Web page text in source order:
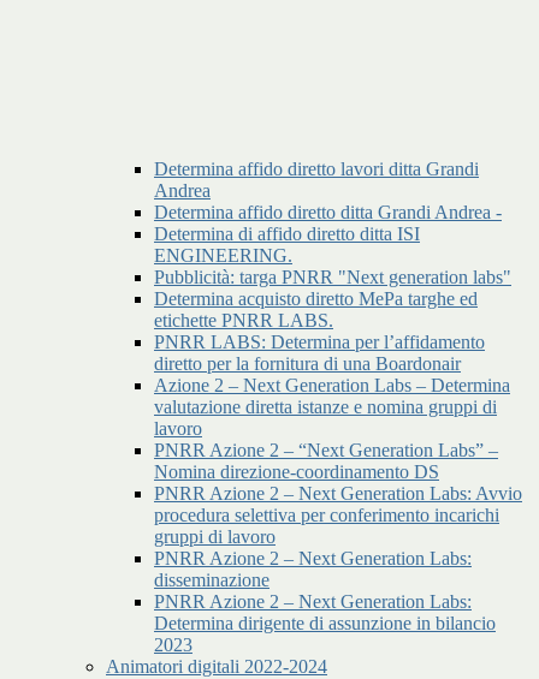
Determina affido diretto lavori ditta Grandi
Andrea
Determina affido diretto ditta Grandi Andrea -
Determina di affido diretto ditta ISI
ENGINEERING.
Pubblicità: targa PNRR "Next generation labs"
Determina acquisto diretto MePa targhe ed
etichette PNRR LABS.
PNRR LABS: Determina per l’affidamento
diretto per la fornitura di una Boardonair
Azione 2 – Next Generation Labs – Determina
valutazione diretta istanze e nomina gruppi di
lavoro
PNRR Azione 2 – “Next Generation Labs” –
Nomina direzione-coordinamento DS
PNRR Azione 2 – Next Generation Labs: Avvio
procedura selettiva per conferimento incarichi
gruppi di lavoro
PNRR Azione 2 – Next Generation Labs:
disseminazione
PNRR Azione 2 – Next Generation Labs:
Determina dirigente di assunzione in bilancio
2023
Animatori digitali 2022-2024